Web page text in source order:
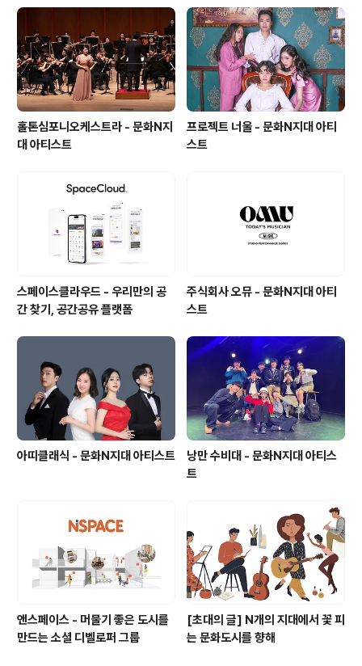
스트라', '소소 음악회' 시리즈, 아띠클래식의 '팝페라 톡서
트' 등 콘텐츠 제작에서도 왕성한 활동을 하고 있는 단체이
며 훗날 해외 공연 전문 연주단체로 활동 방향을 잡고 나아
가고 있다. ..
홀톤심포니오케스트라 - 문화N지
대 아티스트
프로젝트 너울 - 문화N지대 아티
스트
스페이스클라우드 - 우리만의 공
간 찾기, 공간공유 플랫폼
주식회사 오뮤 - 문화N지대 아티
스트
아띠클래식 - 문화N지대 아티스트
낭만 수비대 - 문화N지대 아티스
트
앤스페이스 - 머물기 좋은 도시를
만드는 소셜 디벨로퍼 그룹
[초대의 글] N개의 지대에서 꽃 피
는 문화도시를 향해